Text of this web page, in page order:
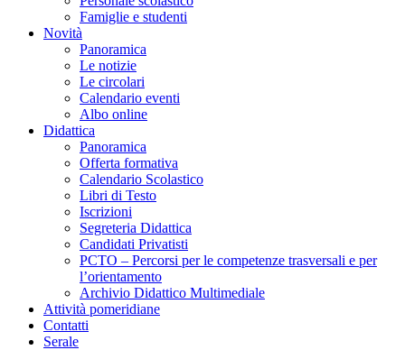
Famiglie e studenti
Novità
Panoramica
Le notizie
Le circolari
Calendario eventi
Albo online
Didattica
Panoramica
Offerta formativa
Calendario Scolastico
Libri di Testo
Iscrizioni
Segreteria Didattica
Candidati Privatisti
PCTO – Percorsi per le competenze trasversali e per
l’orientamento
Archivio Didattico Multimediale
Attività pomeridiane
Contatti
Serale